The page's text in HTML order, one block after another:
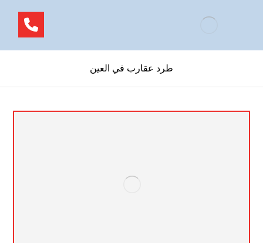
طرد عقارب في العين